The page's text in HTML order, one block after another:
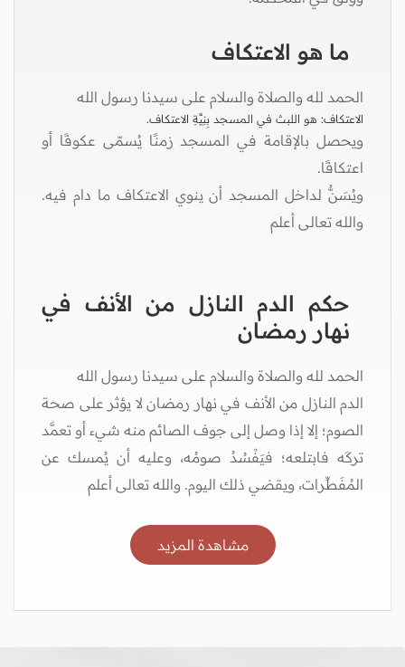
ما هو الاعتكاف
الحمد لله والصلاة والسلام على سيدنا رسول الله
الاعتكاف: هو اللبث في المسجد بِنِيَّةِ الاعتكاف.
ويحصل بالإقامة في المسجد زمنًا يُسمّى عكوفًا أو
اعتكافًا.
ويُسَنُّ لداخل المسجد أن ينوي الاعتكاف ما دام فيه.
والله تعالى أعلم
حكم الدم النازل من الأنف في
نهار رمضان
الحمد لله والصلاة والسلام على سيدنا رسول الله
الدم النازل من الأنف في نهار رمضان لا يؤثر على صحة
الصوم؛ إلا إذا وصل إلى جوف الصائم منه شيء أو تعمَّد
تركَه فابتلعه؛ فيَفْسُدُ صومُه، وعليه أن يُمسك عن
المُفَطِّرات، ويقضي ذلك اليوم. والله تعالى أعلم
مشاهدة المزيد